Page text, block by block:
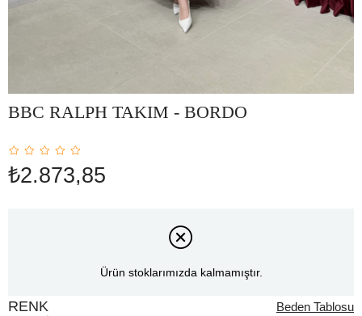
BBC RALPH TAKIM - BORDO
₺2.873,85
Ürün stoklarımızda kalmamıştır.
RENK Beden Tablosu